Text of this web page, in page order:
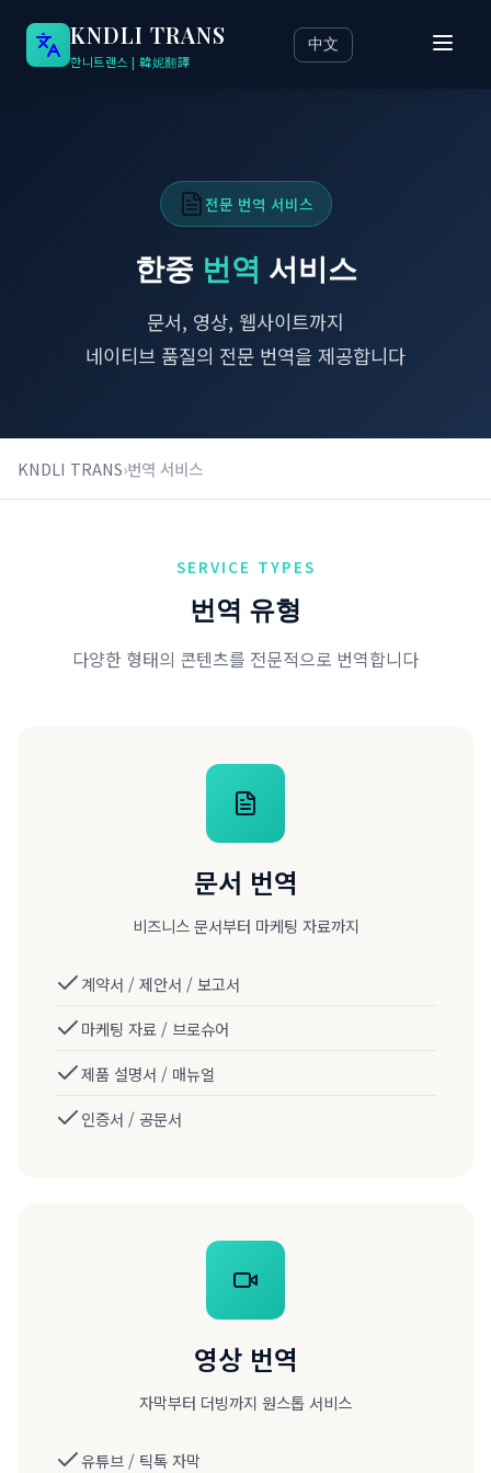
KNDLI TRANS
한니트랜스 | 韓妮翻譯
中文
홈 / KNDLI TRANS / 번역 서비스
전문 번역 서비스
한중 번역 서비스
문서, 영상, 웹사이트까지
네이티브 품질의 전문 번역을 제공합니다
KNDLI TRANS›번역 서비스
SERVICE TYPES
번역 유형
다양한 형태의 콘텐츠를 전문적으로 번역합니다
문서 번역
비즈니스 문서부터 마케팅 자료까지
계약서 / 제안서 / 보고서
마케팅 자료 / 브로슈어
제품 설명서 / 매뉴얼
인증서 / 공문서
영상 번역
자막부터 더빙까지 원스톱 서비스
유튜브 / 틱톡 자막